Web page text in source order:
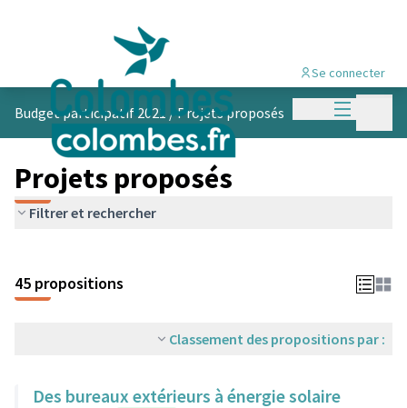
Menu
Se connecter
Budget participatif 2021 /Projets proposés
Projets proposés
Filtrer et rechercher
45 propositions
Classement des propositions par :
Des bureaux extérieurs à énergie solaire